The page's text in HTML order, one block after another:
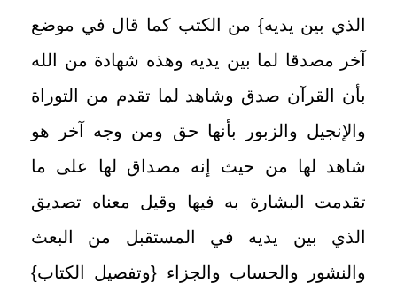
الذي بين يديه} من الكتب كما قال في موضع
آخر مصدقا لما بين يديه وهذه شهادة من الله
بأن القرآن صدق وشاهد لما تقدم من التوراة
والإنجيل والزبور بأنها حق ومن وجه آخر هو
شاهد لها من حيث إنه مصداق لها على ما
تقدمت البشارة به فيها وقيل معناه تصديق
الذي بين يديه في المستقبل من البعث
والنشور والحساب والجزاء {وتفصيل الكتاب}